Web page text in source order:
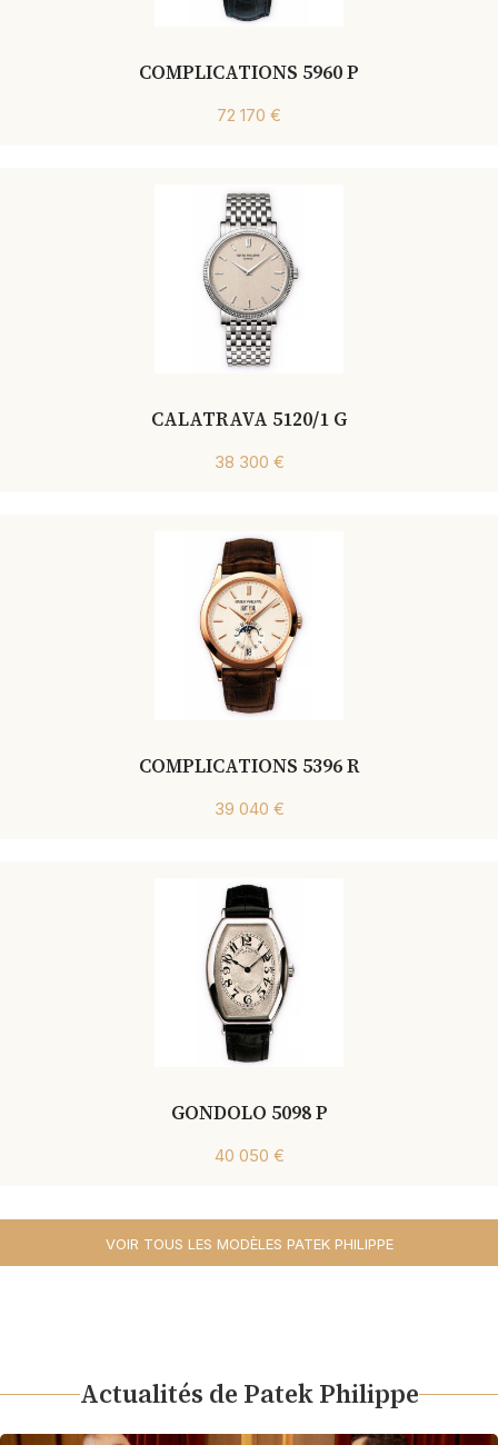
COMPLICATIONS 5960 P
72 170 €
CALATRAVA 5120/1 G
38 300 €
COMPLICATIONS 5396 R
39 040 €
GONDOLO 5098 P
40 050 €
VOIR TOUS LES MODÈLES PATEK PHILIPPE
Actualités de Patek Philippe